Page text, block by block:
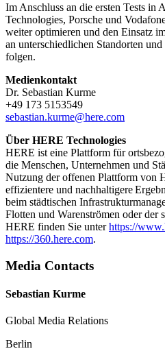
Im Anschluss an die ersten Tests in
Technologies, Porsche und
weiter optimieren und den Einsatz
an unterschiedlichen Standorten
folgen.
Medienkontakt
Dr. Sebastian Kurme
+49 173 5153549
sebastian.kurme@here.com
Über HERE Technologies
HERE ist eine Plattform für
die Menschen, Unternehmen und
Nutzung der offenen Plattform von
effizientere und nachhaltigere
beim städtischen
Flotten und Warenströmen oder der
HERE finden Sie unterhttps://
https://360.here.com.
Media Contacts
Sebastian Kurme
Global Media Relations
Berlin